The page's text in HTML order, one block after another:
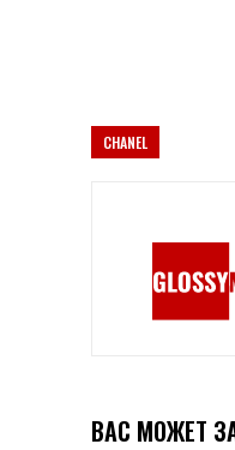
CHANEL
ВАС МОЖЕТ